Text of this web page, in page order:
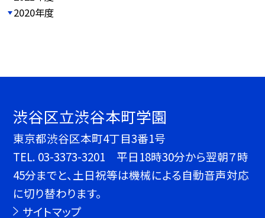
2020年度
渋谷区立渋谷本町学園
東京都渋谷区本町4丁目3番1号
TEL. 03-3373-3201 平日18時30分から翌朝７時
45分までと、土日祝等は機械による自動音声対応
に切り替わります。
サイトマップ